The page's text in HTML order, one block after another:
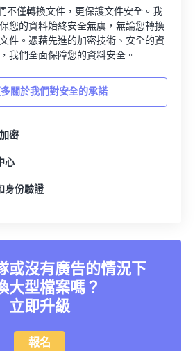
不僅轉換文件，更保護文件安全。我
您的資料始終安全無虞，無論您轉換
件。憑藉先進的加密技術、安全的資
我們全面保障您的資料安全。
關於我們對安全的承諾
密
心
身份驗證
或沒有廣告的情況下
大型檔案嗎？
立即升級
報名